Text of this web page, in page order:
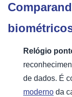
Relógio
de dados. É
moderno da